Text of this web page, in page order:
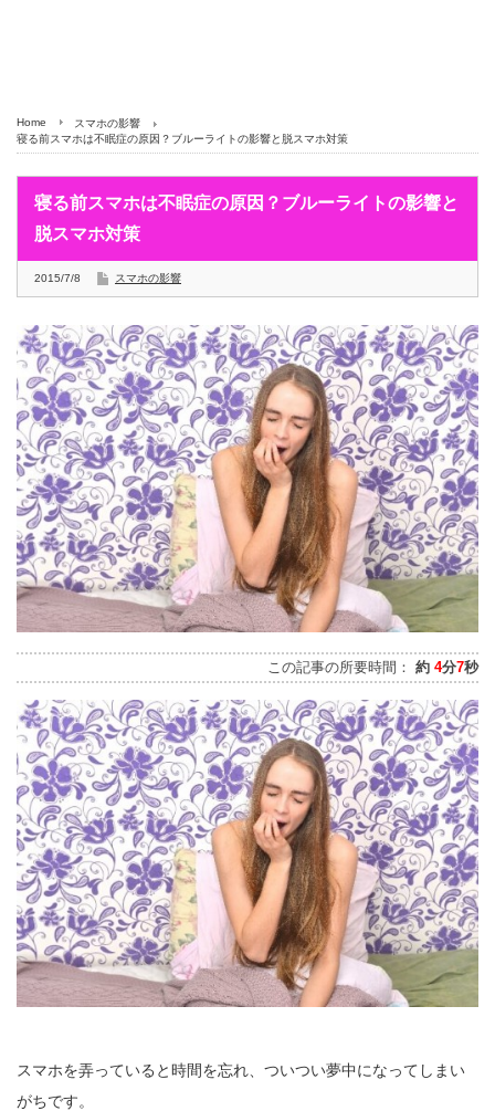
Home
スマホの影響
寝る前スマホは不眠症の原因？ブルーライトの影響と脱スマホ対策
寝る前スマホは不眠症の原因？ブルーライトの影響と
脱スマホ対策
2015/7/8 スマホの影響
この記事の所要時間： 約 4分7秒
スマホを弄っていると時間を忘れ、ついつい夢中になってしまい
がちです。